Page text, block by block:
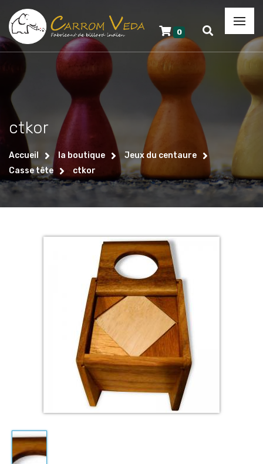
0
ctkor
Accueil la boutique
Jeux du centaure
Casse tête
ctkor